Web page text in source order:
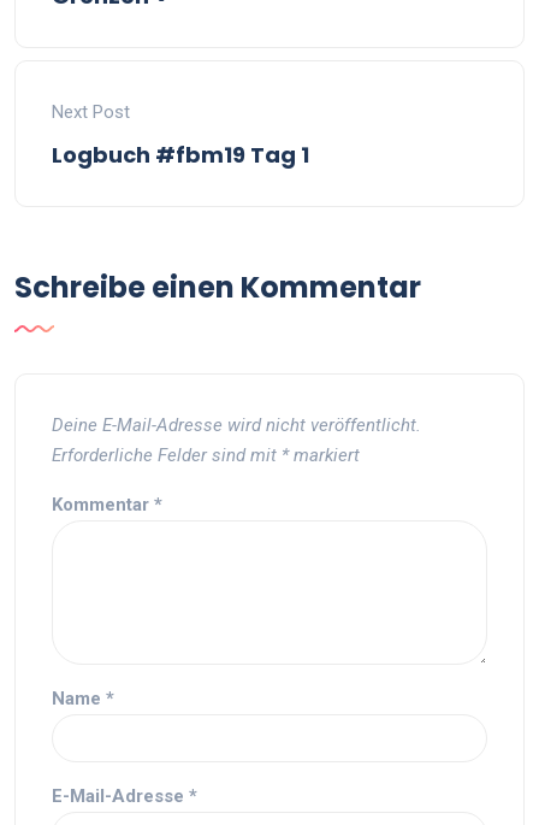
Next Post
Logbuch #fbm19 Tag 1
Schreibe einen Kommentar
Deine E-Mail-Adresse wird nicht veröffentlicht.
Erforderliche Felder sind mit *markiert
Kommentar *
Name *
E-Mail-Adresse *